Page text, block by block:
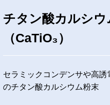
チタン酸カルシウ
（CaTiO₃）
セラミックコンデンサや高誘
のチタン酸カルシウム粉末